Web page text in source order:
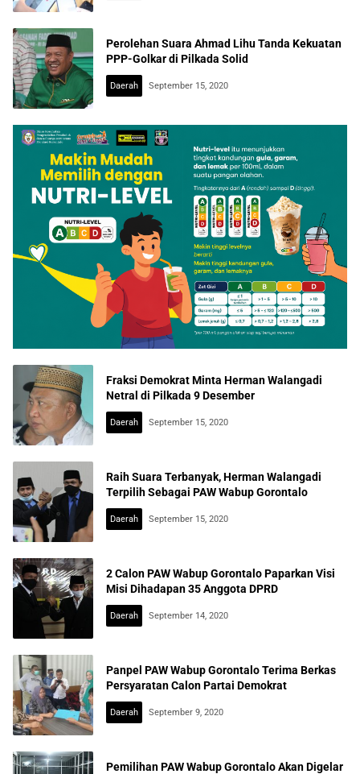
Perolehan Suara Ahmad Lihu Tanda Kekuatan
PPP-Golkar di Pilkada Solid
Daerah September 15, 2020
Fraksi Demokrat Minta Herman Walangadi
Netral di Pilkada 9 Desember
Daerah September 15, 2020
Raih Suara Terbanyak, Herman Walangadi
Terpilih Sebagai PAW Wabup Gorontalo
Daerah September 15, 2020
2 Calon PAW Wabup Gorontalo Paparkan Visi
Misi Dihadapan 35 Anggota DPRD
Daerah September 14, 2020
Panpel PAW Wabup Gorontalo Terima Berkas
Persyaratan Calon Partai Demokrat
Daerah September 9, 2020
Pemilihan PAW Wabup Gorontalo Akan Digelar